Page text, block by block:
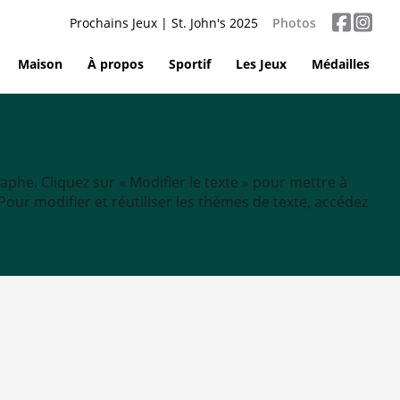
Prochains Jeux | St. John's 2025 Photos
Maison À propos Sportif Les Jeux Médailles
Cliquez sur « Modifier le texte » pour mettre à
modifier et réutiliser les thèmes de texte, accédez